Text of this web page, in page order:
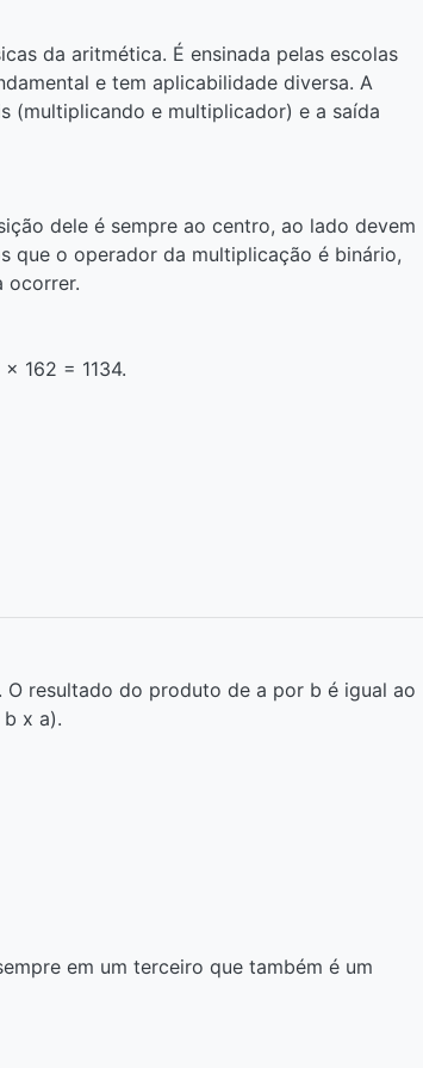
da aritmética. É ensinada pelas escolas
e tem aplicabilidade diversa. A
(multiplicando e multiplicador) e a saída
dele é sempre ao centro, ao lado devem
que o operador da multiplicação é binário,
ocorrer.
162 = 1134.
resultado do produto de a por b é igual ao
x a).
em um terceiro que também é um